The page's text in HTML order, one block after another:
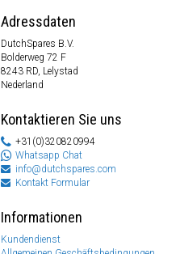
Adressdaten
DutchSpares B.V.
Bolderweg 72 F
8243 RD, Lelystad
Nederland
Kontaktieren Sie uns
+31(0)320820994
Whatsapp Chat
info@dutchspares.com
Kontakt Formular
Informationen
Kundendienst